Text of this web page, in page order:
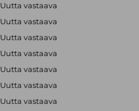
Uutta vastaava
Uutta vastaava
Uutta vastaava
Uutta vastaava
Uutta vastaava
Uutta vastaava
Uutta vastaava